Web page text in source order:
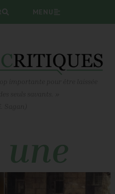
MENU
importante pour être laissée
Sagan)
une